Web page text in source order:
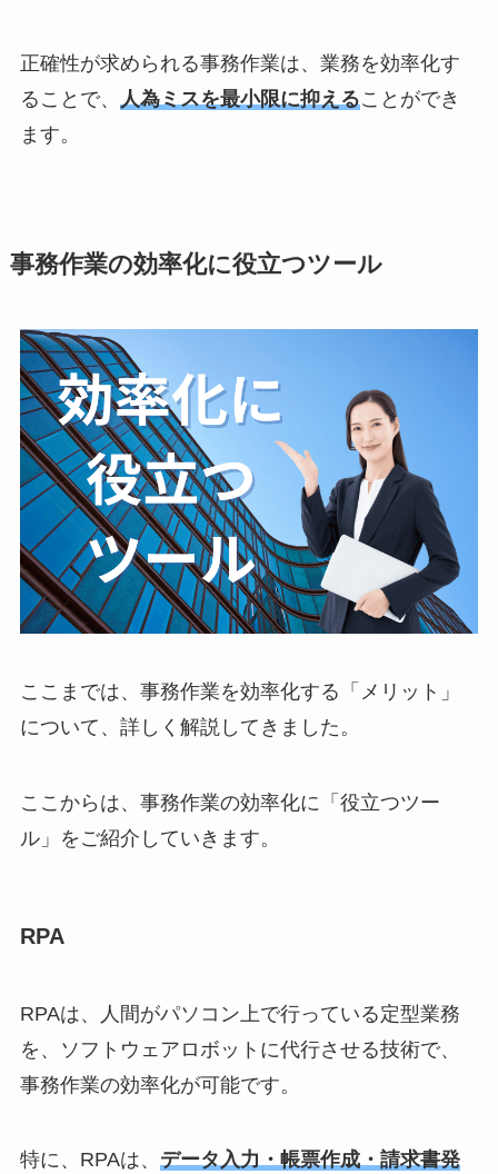
正確性が求められる事務作業は、業務を効率化す
ることで、
人為ミスを最小限に抑えることができ
ます。
事務作業の効率化に役立つツール
ここまでは、事務作業を効率化する「メリット」
について、詳しく解説してきました。
ここからは、事務作業の効率化に「役立つツー
ル」をご紹介していきます。
RPA
RPAは、人間がパソコン上で行っている定型業務
を、ソフトウェアロボットに代行させる技術で、
事務作業の効率化が可能です。
特に、RPAは、 データ入力・帳票作成・請求書発